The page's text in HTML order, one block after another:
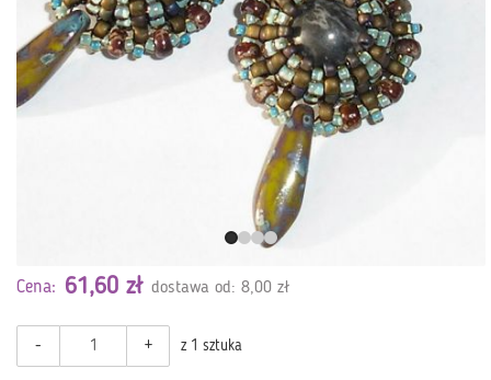
Cena: 61,60 zł dostawa od: 8,00 zł
- + z 1 sztuka